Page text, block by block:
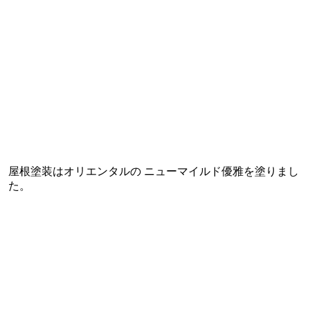
屋根塗装はオリエンタルの ニューマイルド優雅を塗りまし
た。